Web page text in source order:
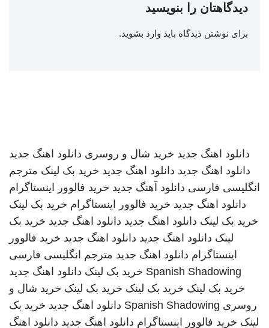
دیدگاهتان را بنویسید
برای نوشتن دیدگاه باید وارد بشوید.
دانلود اهنگ جدید خرید شال و روسری دانلود اهنگ جدید
دانلود اهنگ جدید دانلود اهنگ جدید خرید بک لینک مترجم
انگلیسی فارسی دانلود آهنگ جدید خرید فالوور اینستاگرام
دانلود اهنگ جدید خرید فالوور اینستاگرام خرید بک لینک
خرید بک لینک دانلود اهنگ جدید دانلود اهنگ جدید خرید بک
لینک دانلود اهنگ جدید دانلود اهنگ جدید خرید فالوور
اینستاگرام دانلود اهنگ جدید مترجم انگلیسی فارسی
Spanish Shadowing خرید بک لینک دانلود اهنگ جدید
خرید بک لینک خرید بک لینک خرید بک لینک خرید شال و
روسری Spanish Shadowing دانلود اهنگ جدید خرید بک
لینک خرید فالوور اینستاگرام دانلود اهنگ جدید دانلود اهنگ